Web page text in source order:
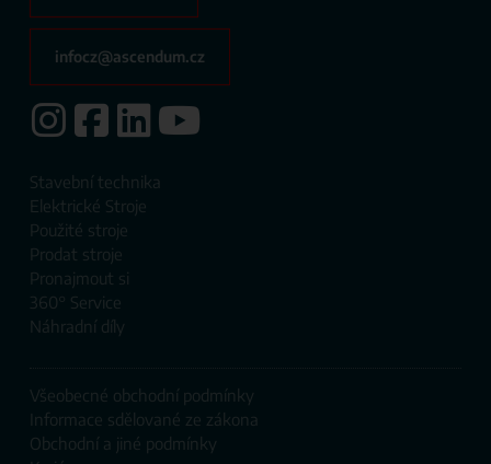
infocz@ascendum.cz
Stavební technika
Elektrické Stroje
Použité stroje
Prodat ​stroje
Pronajmout si
360° Service
Náhradní díly
Všeobecné obchodní podmínky
Informace sdělované ze zákona
Obchodní a jiné podmínky